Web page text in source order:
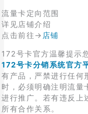
流量卡定向范围
详见店铺介绍
点击前往→ 店铺
172号卡官方温馨提示
172号卡分销系统官方
有产品，严禁进行任何
时，必须明确注明流量
进行推广。若有违反上
所有合作关系。